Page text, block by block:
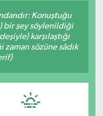
Konuştuğu
bir şey söylenildiği
karşılaştığı
sözüne sâdık